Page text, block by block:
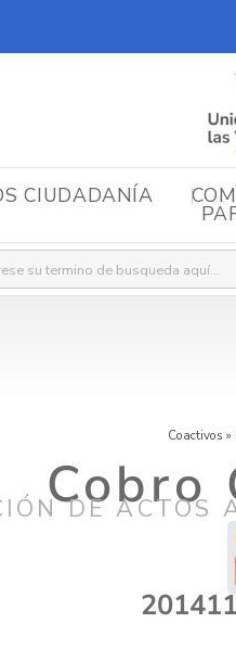
CIUDADANÍA
Coactivos »
Cobro
DE ACTOS